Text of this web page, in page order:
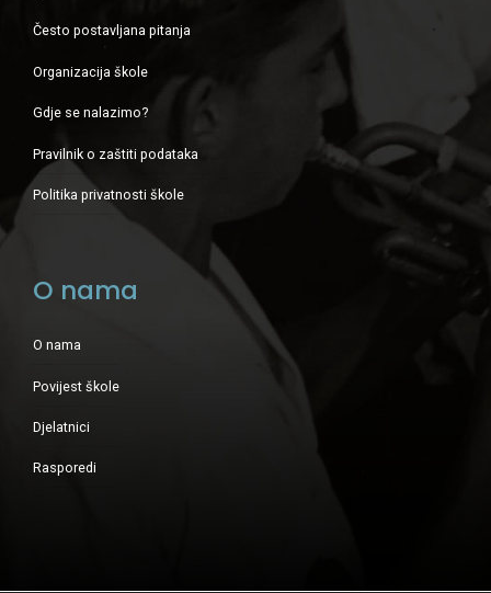
Često postavljana pitanja
Organizacija škole
Gdje se nalazimo?
Pravilnik o zaštiti podataka
Politika privatnosti škole
O nama
O nama
Povijest škole
Djelatnici
Rasporedi